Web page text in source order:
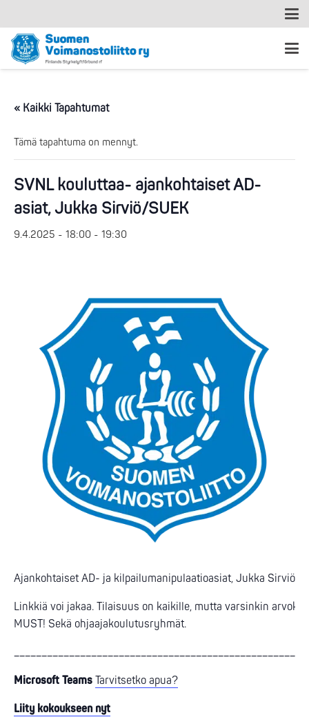
« Kaikki Tapahtumat
Tämä tapahtuma on mennyt.
SVNL kouluttaa- ajankohtaiset AD-
asiat, Jukka Sirviö/SUEK
9.4.2025 - 18:00 - 19:30
Ajankohtaiset AD- ja kilpailumanipulaatioasiat, Jukka Sirviö/
Linkkiä voi jakaa. Tilaisuus on kaikille, mutta varsinkin
MUST! Sekä ohjaajakoulutusryhmät.
Microsoft Teams Tarvitsetko apua?
Liity kokoukseen nyt